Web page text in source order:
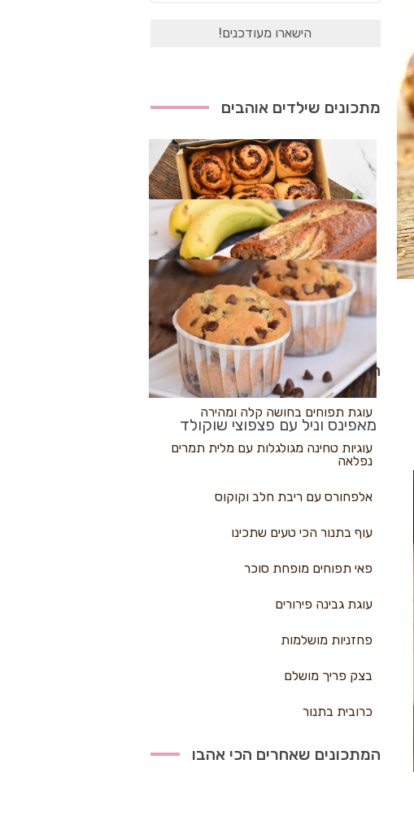
מתכונים שילדים אוהבים
שבלולי פיצה
עוגת בננות
מאפינס וניל עם פצפוצי שוקולד
הכי נקראים
עוגת תפוחים בחושה קלה ומהירה
עוגיות טחינה מגולגלות עם מלית תמרים
נפלאה
אלפחורס עם ריבת חלב וקוקוס
עוף בתנור הכי טעים שתכינו
פאי תפוחים מופחת סוכר
עוגת גבינה פירורים
פחזניות מושלמות
בצק פריך מושלם
כרובית בתנור
המתכונים שאחרים הכי אהבו